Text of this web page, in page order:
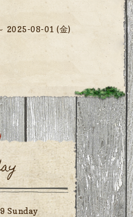
2025-08-01 (金)
Sunday